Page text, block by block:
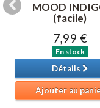
MOOD
(facile)
7,99 €
En stock
Détails
Ajouter au